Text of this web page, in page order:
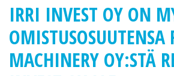
IRRI INVEST OY ON
OMISTUSOSUUTENSA
MACHINERY OY:STÄ